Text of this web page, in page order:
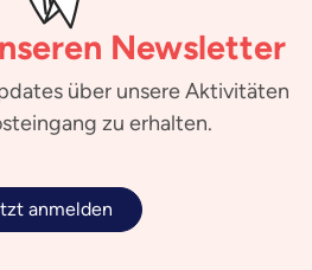
Newsletter
über unsere Aktivitäten
zu erhalten.
anmelden